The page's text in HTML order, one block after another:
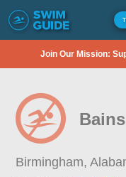
Join Our Mission:
Birmingham,